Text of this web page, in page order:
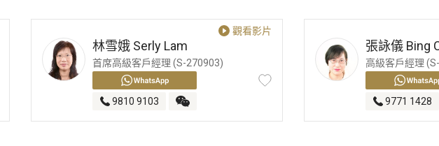
觀看影片
林雪娥 Serly Lam
首席高級客戶經理 (S-270903)
9810 9103
張詠儀 Bing
高級客戶經理
9771 1428